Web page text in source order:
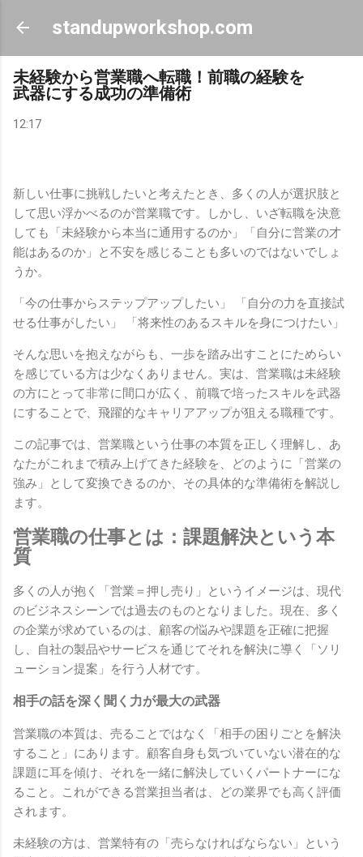
スキップしてメイン コンテンツに移動
standupworkshop.com
未経験から営業職へ転職！前職の経験を
武器にする成功の準備術
12:17
新しい仕事に挑戦したいと考えたとき、多くの人が選択肢と
して思い浮かべるのが営業職です。しかし、いざ転職を決意
しても「未経験から本当に通用するのか」「自分に営業の才
能はあるのか」と不安を感じることも多いのではないでしょ
うか。
「今の仕事からステップアップしたい」 「自分の力を直接試
せる仕事がしたい」 「将来性のあるスキルを身につけたい」
そんな思いを抱えながらも、一歩を踏み出すことにためらい
を感じている方は少なくありません。実は、営業職は未経験
の方にとって非常に間口が広く、前職で培ったスキルを武器
にすることで、飛躍的なキャリアアップが狙える職種です。
この記事では、営業職という仕事の本質を正しく理解し、あ
なたがこれまで積み上げてきた経験を、どのように「営業の
強み」として変換できるのか、その具体的な準備術を解説し
ます。
営業職の仕事とは：課題解決という本
質
多くの人が抱く「営業＝押し売り」というイメージは、現代
のビジネスシーンでは過去のものとなりました。現在、多く
の企業が求めているのは、顧客の悩みや課題を正確に把握
し、自社の製品やサービスを通じてそれを解決に導く「ソリ
ューション提案」を行う人材です。
相手の話を深く聞く力が最大の武器
営業職の本質は、売ることではなく「相手の困りごとを解決
すること」にあります。顧客自身も気づいていない潜在的な
課題に耳を傾け、それを一緒に解決していくパートナーにな
ること。これができる営業担当者は、どの業界でも高く評価
されます。
未経験の方は、営業特有の「売らなければならない」という